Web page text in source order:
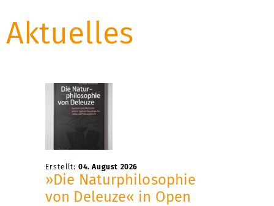
Aktuelles
Erstellt: 04. August 2026
»Die Naturphilosophie
von Deleuze« in Open